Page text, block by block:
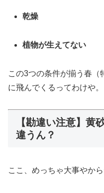
乾燥
植物が生えてない
この3つの条件が揃う春
に飛んでくるってわけや。
【勘違い注意】黄
違うん？
ここ、めっちゃ大事やか